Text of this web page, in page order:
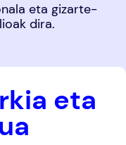
eta gizarte-
dira.
eta